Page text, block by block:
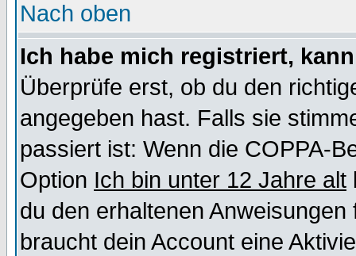
Nach oben
Ich habe mich registriert,
Überprüfe erst, ob du den
angegeben hast. Falls sie
passiert ist: Wenn die COPPA-
Option Ich bin unter 12 Jahre alt
du den erhaltenen
braucht dein Account eine